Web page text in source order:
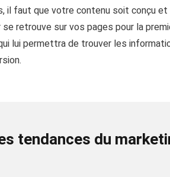
il faut que votre contenu soit conçu
retrouve sur vos pages pour la
lui permettra de trouver les
tendances du